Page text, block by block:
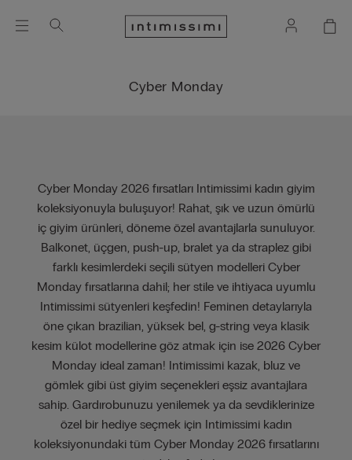
Cyber Monday
Cyber Monday 2026 fırsatları Intimissimi kadın giyim
koleksiyonuyla buluşuyor! Rahat, şık ve uzun ömürlü
iç giyim ürünleri, döneme özel avantajlarla sunuluyor.
Balkonet, üçgen, push-up, bralet ya da straplez gibi
farklı kesimlerdeki seçili sütyen modelleri Cyber
Monday fırsatlarına dahil; her stile ve ihtiyaca uyumlu
Intimissimi sütyenleri keşfedin! Feminen detaylarıyla
öne çıkan brazilian, yüksek bel, g-string veya klasik
kesim külot modellerine göz atmak için ise 2026 Cyber
Monday ideal zaman! Intimissimi kazak, bluz ve
gömlek gibi üst giyim seçenekleri eşsiz avantajlara
sahip. Gardırobunuzu yenilemek ya da sevdiklerinize
özel bir hediye seçmek için Intimissimi kadın
koleksiyonundaki tüm Cyber Monday 2026 fırsatlarını